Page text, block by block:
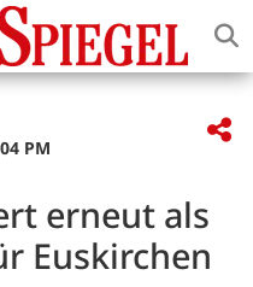
PM
erneut als
Euskirchen